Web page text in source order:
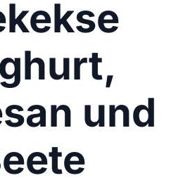
und